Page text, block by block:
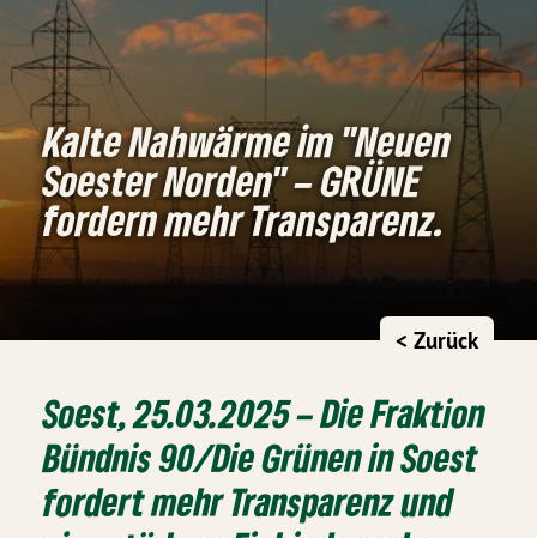
Kalte Nahwärme im "Neuen
Soester Norden" – GRÜNE
fordern mehr Transparenz.
< Zurück
Soest, 25.03.2025 – Die Fraktion
Bündnis 90/Die Grünen in Soest
fordert mehr Transparenz und